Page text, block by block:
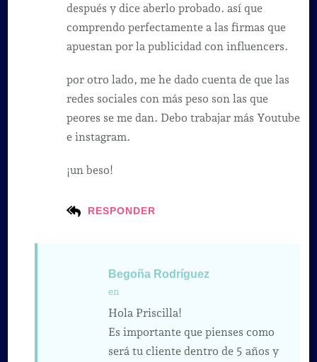
RESPONDER
después y dice aberlo probado. así que
comprendo perfectamente a las firmas que
apuestan por la publicidad con influencers.
por otro lado, me he dado cuenta de que las
redes sociales con más peso son las que
peores se me dan. Debo trabajar más Youtube
e instagram.
¡un beso!
Begoña Rodríguez
en
Hola Priscilla!
Es importante que pienses como
será tu cliente dentro de 5 años y